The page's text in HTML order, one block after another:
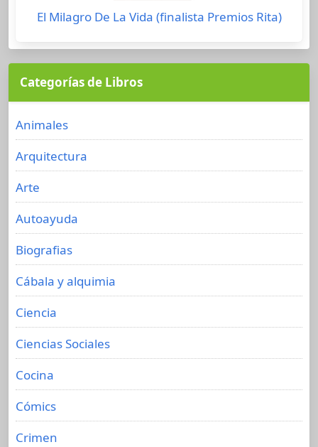
El Milagro De La Vida (finalista Premios Rita)
Categorías de Libros
Animales
Arquitectura
Arte
Autoayuda
Biografias
Cábala y alquimia
Ciencia
Ciencias Sociales
Cocina
Cómics
Crimen